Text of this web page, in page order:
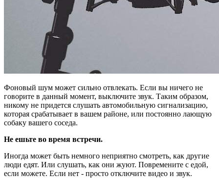
Фоновый шум может сильно отвлекать. Если вы ничего не
говорите в данный момент, выключите звук. Таким образом,
никому не придется слушать автомобильную сигнализацию,
которая срабатывает в вашем районе, или постоянно лающую
собаку вашего соседа.
Не ешьте во время встречи.
Иногда может быть немного неприятно смотреть, как другие
люди едят. Или слушать, как они жуют. Повремените с едой,
если можете. Если нет - просто отключите видео и звук.